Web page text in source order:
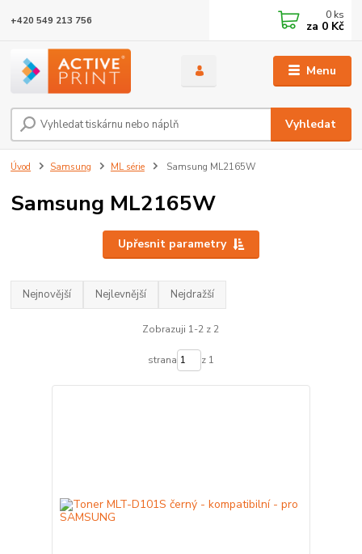
Menu
Vyhledat
+420 549 213 756 0 ks
za 0 Kč
Úvod Samsung ML série Samsung ML2165W
Samsung ML2165W
Upřesnit parametry
Nejnovější Nejlevnější Nejdražší
Zobrazuji 1-2 z 2
strana z 1